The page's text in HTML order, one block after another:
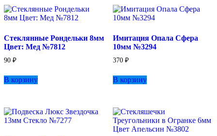
Стеклянные Рондельки 8мм
Цвет: Мед №7812
90 ₽
В корзину
Имитация Опала Сфера
10мм №3294
370 ₽
В корзину